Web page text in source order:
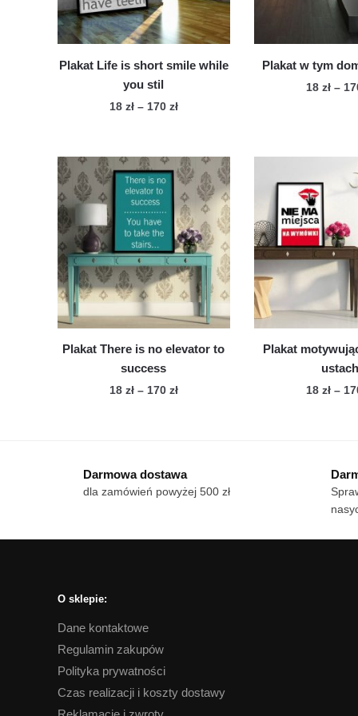
na
stronie
na
Plakat Life is short smile while
you stil
18 zł – 170 złZakres
18 zł
do
170 zł
produkt
ma
wiele
wariantów.
Opcje
można
wybrać
na
stronie
Plakat w tym
18 zł –
ma
na
Plakat There is no elevator to
success
18 zł – 170 złZakres
170 zł
wiele
wariantów.
można
Plakat
ustach
18 zł –
Darmowa dostawa
dla zamówień powyżej 500 zł
O sklepie:
Dane kontaktowe
Regulamin zakupów
Polityka prywatności
Czas realizacji i koszty dostawy